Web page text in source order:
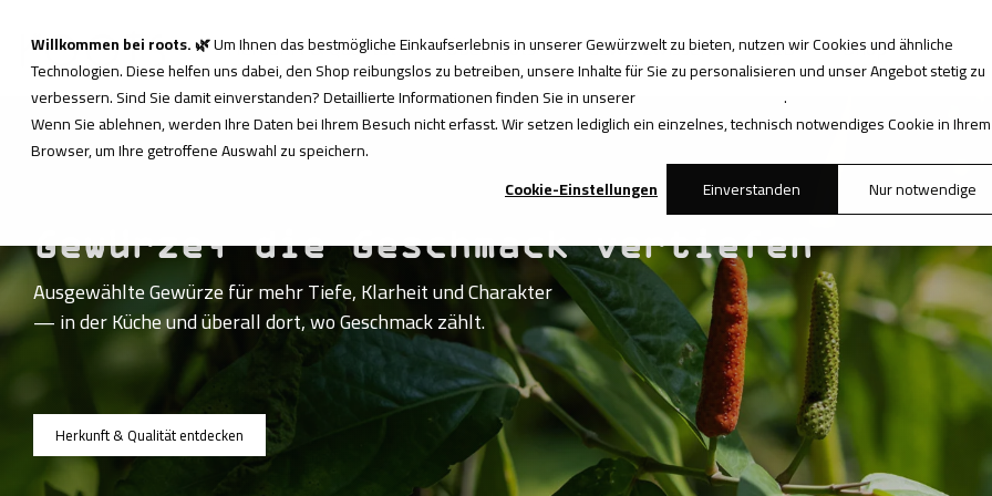
Willkommen bei roots. 🌿Um Ihnen das bestmögliche Einkaufserlebnis in unserer Gewürzwelt zu bieten, nutzen wir Cookies und ähnliche
Technologien. Diese helfen uns dabei, den Shop reibungslos zu betreiben, unsere Inhalte für Sie zu personalisieren und unser Angebot stetig zu
verbessern. Sind Sie damit einverstanden? Detaillierte Informationen finden Sie in unserer
.
Wenn Sie ablehnen, werden Ihre Daten bei Ihrem Besuch nicht erfasst. Wir setzen lediglich ein einzelnes, technisch notwendiges Cookie in Ihrem
Browser, um Ihre getroffene Auswahl zu speichern.
Cookie-Einstellungen
Einverstanden Nur notwendige
main
content.
Herkunft & Qualität Über roots. Gewürzwissen B2B Shop
Gewürze, die Geschmack vertiefen
Ausgewählte Gewürze für mehr Tiefe, Klarheit und Charakter
— in der Küche und überall dort, wo Geschmack zählt.
Herkunft & Qualität entdecken